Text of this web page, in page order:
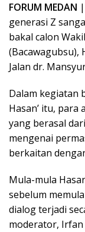
FORUM MEDAN
generasi Z
bakal calon
(Bacawagubsu),
Jalan dr.
Dalam kegiatan
Hasan’ itu, para
yang berasal
mengenai
berkaitan
Mula-mula
sebelum
dialog terjadi
moderator, Irfan